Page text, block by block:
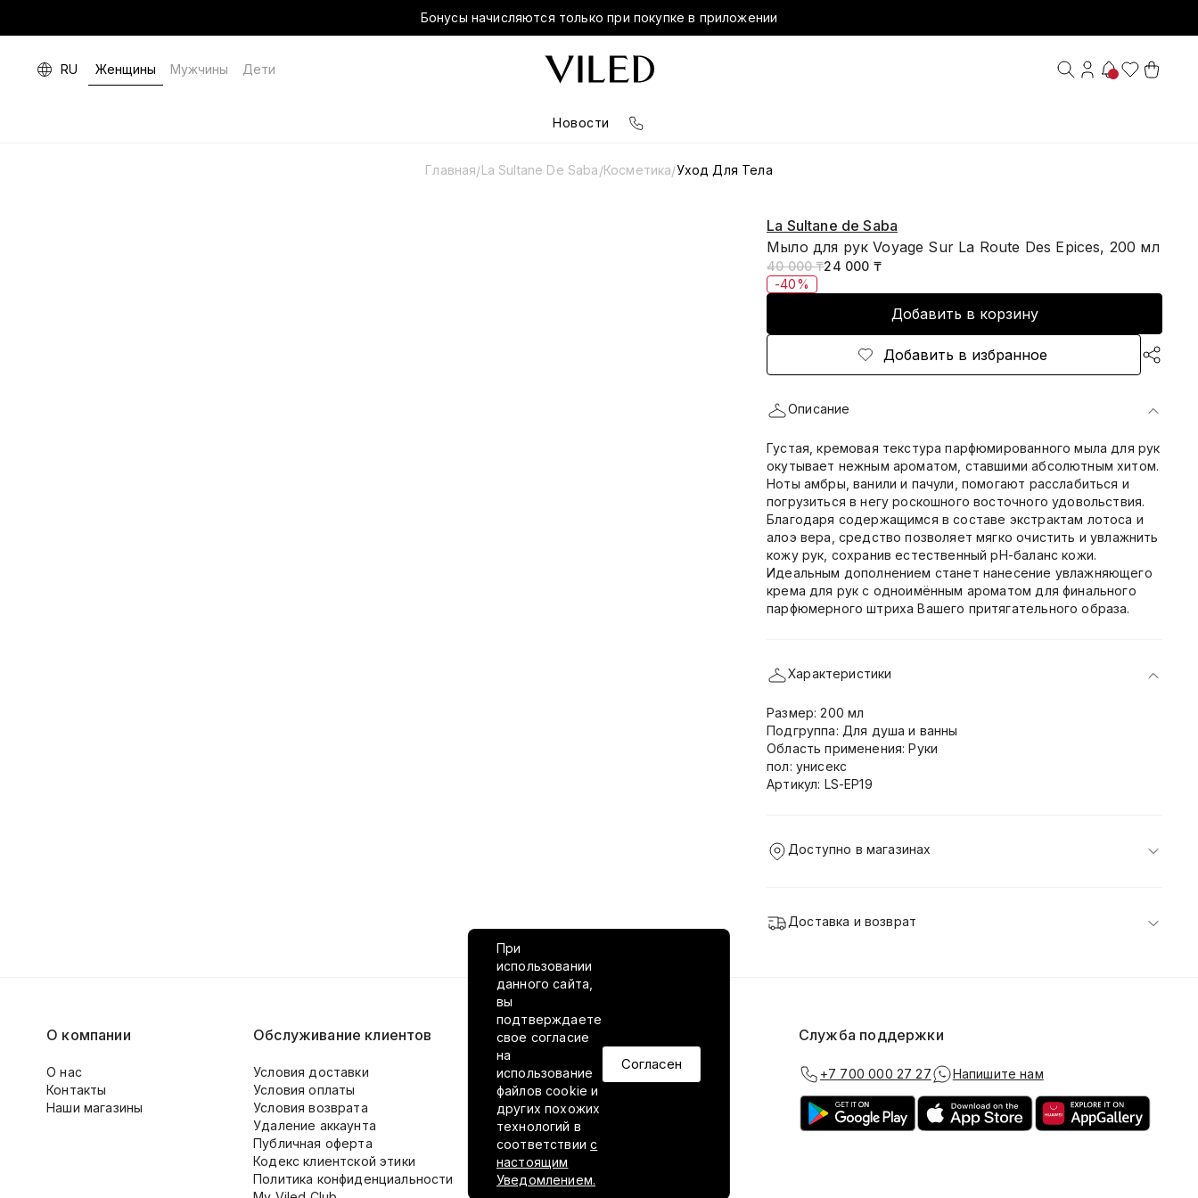
Бонусы начисляются только при покупке в приложении
RU Женщины Мужчины Дети
Новости
Главная/La Sultane De Saba/Косметика/Уход Для Тела
La Sultane de Saba
Мыло для рук Voyage Sur La Route Des Epices, 200 мл
40 000 ₸24 000 ₸
-40%
Добавить в корзину
Добавить в избранное
Описание
Густая, кремовая текстура парфюмированного мыла для рук
окутывает нежным ароматом, ставшими абсолютным хитом.
Ноты амбры, ванили и пачули, помогают расслабиться и
погрузиться в негу роскошного восточного удовольствия.
Благодаря содержащимся в составе экстрактам лотоса и
алоэ вера, средство позволяет мягко очистить и увлажнить
кожу рук, сохранив естественный рН-баланс кожи.
Идеальным дополнением станет нанесение увлажняющего
крема для рук с одноимённым ароматом для финального
парфюмерного штриха Вашего притягательного образа.
Характеристики
Размер: 200 мл
Подгруппа: Для душа и ванны
Область применения: Руки
пол: унисекс
Артикул: LS-EP19
Доступно в магазинах
Доставка и возврат
При
использовании
данного сайта,
вы
подтверждаете
свое согласие
на
использование
файлов cookie и
других похожих
технологий в
соответствиис
настоящим
Уведомлением.
Согласен
О компании
О нас
Контакты
Наши магазины
Обслуживание клиентов
Условия доставки
Условия оплаты
Условия возврата
Удаление аккаунта
Публичная оферта
Кодекс клиентской этики
Политика конфиденциальности
VILED в соцсетях Служба поддержки
+7 700 000 27 27 Напишите нам